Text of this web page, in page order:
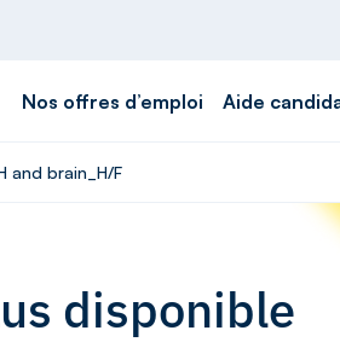
Nos offres d’emploi Aide
and brain_H/F
disponible